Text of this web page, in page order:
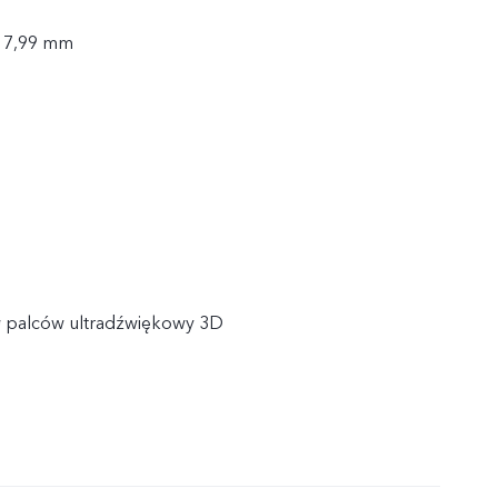
mm
palców ultradźwiękowy 3D